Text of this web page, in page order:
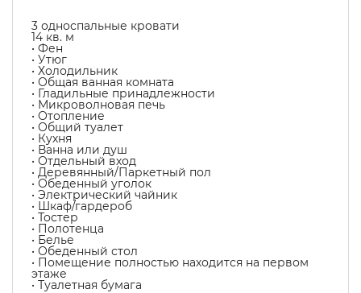
3 односпальные кровати
14 кв. м
• Фен
• Утюг
• Холодильник
• Общая ванная комната
• Гладильные принадлежности
• Микроволновая печь
• Отопление
• Общий туалет
• Кухня
• Ванна или душ
• Отдельный вход
• Деревянный/Паркетный пол
• Обеденный уголок
• Электрический чайник
• Шкаф/гардероб
• Тостер
• Полотенца
• Белье
• Обеденный стол
• Помещение полностью находится на первом
этаже
• Туалетная бумага